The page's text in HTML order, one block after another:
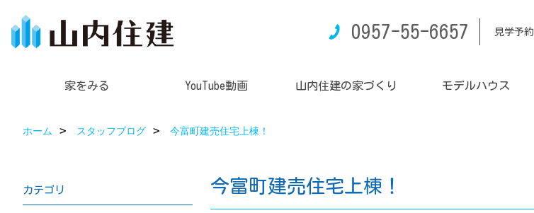
0957-55-6657 見学予約
家をみる YouTube動画 山内住建の家づくり モデルハウス
ホーム スタッフブログ 今富町建売住宅上棟！
今富町建売住宅上棟！
カテゴリ